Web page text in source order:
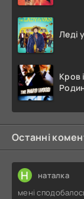
Леді
Кров
Останні
Н наталка
мені